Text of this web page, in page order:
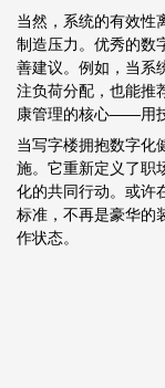
当然，系统的有效性
制造压力。优秀的数
善建议。例如，当系
注负荷分配，也能推
康管理的核心——用
当写字楼拥抱数字化
施。它重新定义了职
化的共同行动。或许
标准，不再是豪华的
作状态。